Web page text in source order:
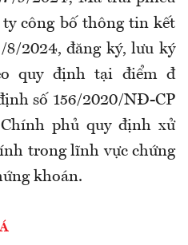
công bố thông tin kết
8/2024, đăng ký, lưu ký
quy định tại điểm đ
số 156/2020/NĐ-CP
phủ quy định xử
trong lĩnh vực chứng
khoán.